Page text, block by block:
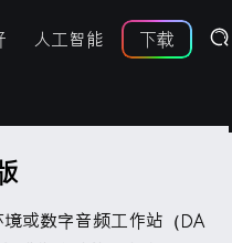
下载
人工智能
或数字音频工作站（DA